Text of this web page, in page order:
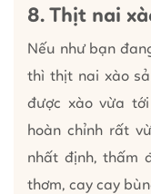
8. Thịt nai
Nếu như bạn
thì thịt nai xào
được xào vừa
hoàn chỉnh rất
nhất định, thấm
thơm, cay cay